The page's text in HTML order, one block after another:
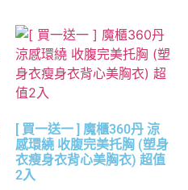
[ 買一送一 ] 魔櫃360丹 涼
感環繞 收腹完美托胸 (塑身
衣瘦身衣背心美胸衣) 超值
2入